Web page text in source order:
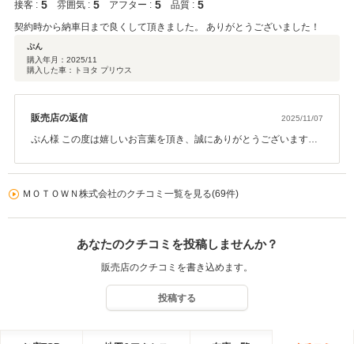
接客 : 5 雰囲気 : 5 アフター : 5 品質 : 5
契約時から納車日まで良くして頂きました。 ありがとうございました！
ぷん
購入年月： 2025/11
購入した車：トヨタ プリウス
販売店の返信 2025/11/07
ぷん様 この度は嬉しいお言葉を頂き、誠にありがとうございます。
タッフ一同努めてまいります。何かございましたらいつでもお気軽
ＭＯＴＯＷＮ株式会社のクチコミ一覧を見る(69件)
あなたのクチコミを投稿しませんか？
販売店のクチコミを書き込めます。
投稿する